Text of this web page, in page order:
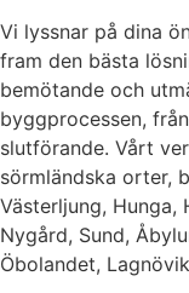
Vi lyssnar på dina
fram den bästa
bemötande och
byggprocessen,
slutförande. Vårt
sörmländska orter,
Västerljung, Hunga,
Nygård, Sund,
Öbolandet,